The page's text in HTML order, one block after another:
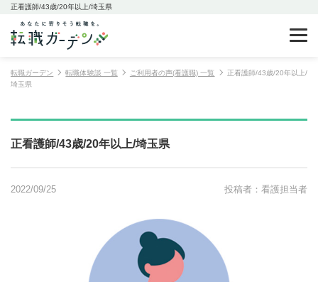
正看護師/43歳/20年以上/埼玉県
転職ガーデン 転職体験談 一覧 ご利用者の声(看護職) 一覧
正看護師/43歳/20年以上/
埼玉県
正看護師/43歳/20年以上/埼玉県
2022/09/25 投稿者：看護担当者